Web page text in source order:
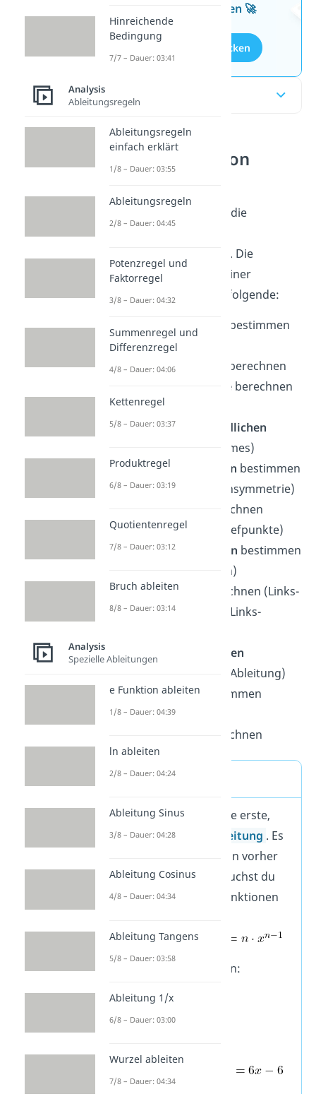
kostenlosen Aufgaben 🚀
Aufgaben entdecken
Inhaltsübersicht
Kurvendiskussion
einfach erklärt
Schau‘ dir zum Beispiel die
an. Die
wichtigen Schritte in deiner
Kurvendiskussion sind folgende:
Definitionsbereich
bestimmen
(Definitionslücken)
y-Achsenabschnitt
berechnen
x-Achsenabschnitte berechnen
(Nullstellen)
Verhalten im Unendlichen
(Grenzverhalten/ Limes)
Symmetrieverhalten bestimmen
(Punkt- oder Achsensymmetrie)
berechnen
(Hochpunkte und Tiefpunkte)
Monotonieverhalten bestimmen
(Steigungsverhalten)
Wendepunkte
berechnen (Links-
Rechts- und Rechts-Links-
Krümmungsverhalten
bestimmen (Zweite Ableitung)
Wertebereichbestimmen
(Wertemenge)
zeichnen
Ableitung
Später brauchst du die erste,
zweite und dritte
Ableitung . Es
lohnt sich, die Funktion vorher
abzuleiten. Dafür brauchst du
bei ganzrationalen Funktionen
– Gegebene Funktion:
– 1. Ableitung:
Hinreichende
Bedingung
7/7 – Dauer: 03:41
Analysis
Ableitungsregeln
Ableitungsregeln
einfach erklärt
1/8 – Dauer: 03:55
Ableitungsregeln
2/8 – Dauer: 04:45
Potenzregel und
Faktorregel
3/8 – Dauer: 04:32
Summenregel und
Differenzregel
4/8 – Dauer: 04:06
Kettenregel
5/8 – Dauer: 03:37
Produktregel
6/8 – Dauer: 03:19
Quotientenregel
7/8 – Dauer: 03:12
Bruch ableiten
8/8 – Dauer: 03:14
Analysis
Spezielle Ableitungen
e Funktion ableiten
1/8 – Dauer: 04:39
ln ableiten
2/8 – Dauer: 04:24
Ableitung Sinus
3/8 – Dauer: 04:28
Ableitung Cosinus
4/8 – Dauer: 04:34
Ableitung Tangens
5/8 – Dauer: 03:58
Ableitung 1/x
6/8 – Dauer: 03:00
Wurzel ableiten
7/8 – Dauer: 04:34